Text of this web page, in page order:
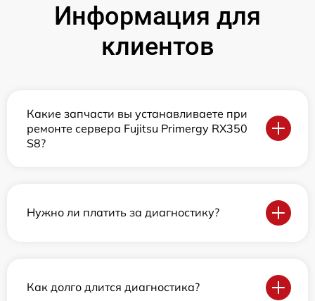
Информация для
клиентов
Какие запчасти вы устанавливаете при
ремонте сервера Fujitsu Primergy RX350
S8?
Нужно ли платить за диагностику?
Как долго длится диагностика?